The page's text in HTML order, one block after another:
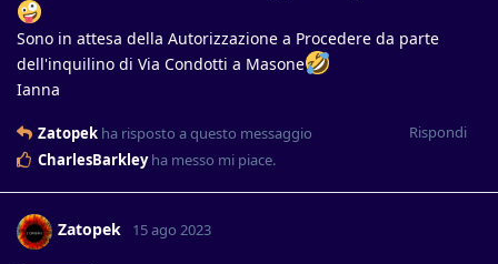
Sono in attesa della Autorizzazione a Procedere da parte
dell'inquilino di Via Condotti a Masone
Ianna
Rispondi
Zatopek ha risposto a questo messaggio
CharlesBarkleyha messo mi piace.
Zatopek 15 ago 2023